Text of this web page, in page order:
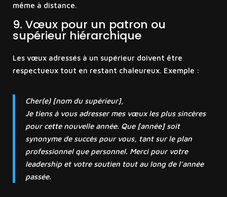
même à distance.
9. Vœux pour un patron ou
supérieur hiérarchique
Les vœux adressés à un supérieur doivent être
respectueux tout en restant chaleureux. Exemple :
Cher(e) [nom du supérieur],
Je tiens à vous adresser mes vœux les plus sincères
pour cette nouvelle année. Que [année] soit
synonyme de succès pour vous, tant sur le plan
professionnel que personnel. Merci pour votre
leadership et votre soutien tout au long de l’année
passée.